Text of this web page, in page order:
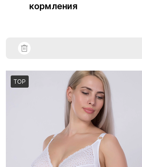
кормления
TOP